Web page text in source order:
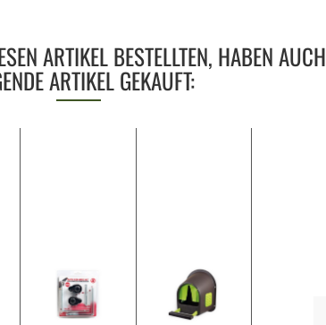
ARTIKEL BESTELLTEN, HABEN AUCH
ARTIKEL GEKAUFT: